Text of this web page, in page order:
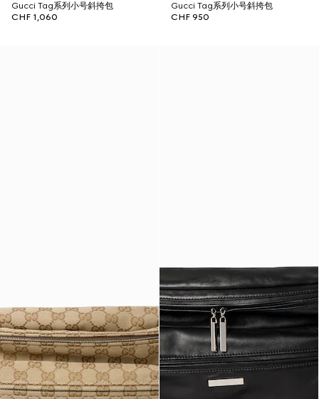
Gucci Tag系列小号斜挎包
CHF 1,060
Gucci Tag系列小号斜挎包
CHF 950